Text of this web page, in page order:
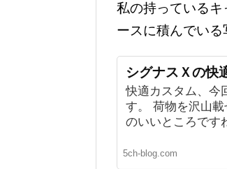
私の持っている
ースに積んでいる
シグナスＸの快
快適カスタム、今
す。 荷物を沢山
のいいところです
5ch-blog.com